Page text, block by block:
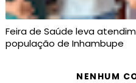
Feira de Saúde leva
população de Inhambupe
NENHUM